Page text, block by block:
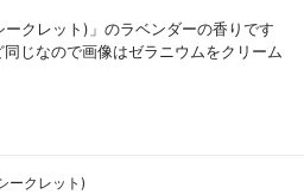
クレット)」のラベンダーの香りです
じなので画像はゼラニウムをクリーム
ークレット)